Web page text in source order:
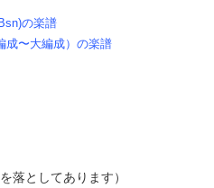
の楽譜
成〜大編成）の楽譜
落としてあります）